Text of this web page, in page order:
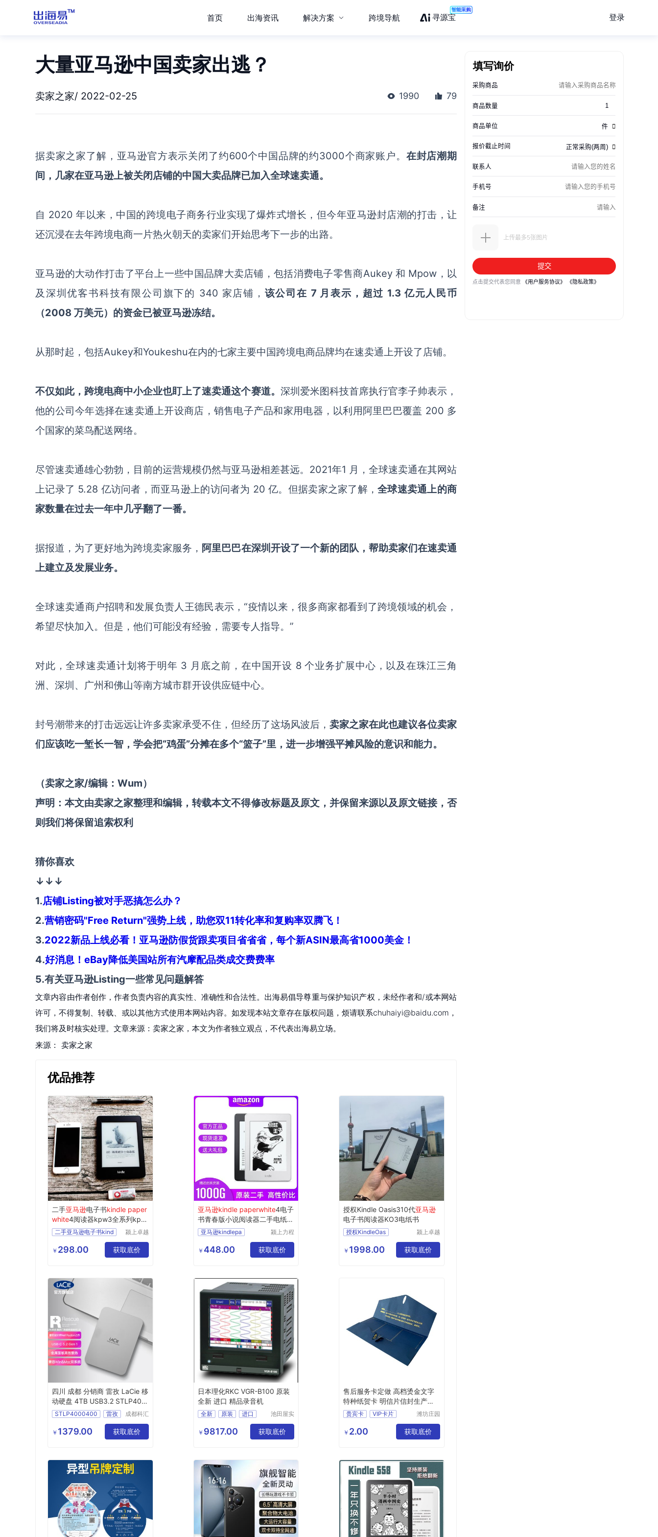
首页 出海资讯 解决方案 跨境导航 寻源宝
智能采购
登录
大量亚马逊中国卖家出逃？
卖家之家/ 2022-02-25 1990 79
据卖家之家了解，亚马逊官方表示关闭了约600个中国品牌的约3000个商家账户。 在封店潮期
间，几家在亚马逊上被关闭店铺的中国大卖品牌已加入全球速卖通。
自 2020 年以来，中国的跨境电子商务行业实现了爆炸式增长，但今年亚马逊封店潮的打击，让
还沉浸在去年跨境电商一片热火朝天的卖家们开始思考下一步的出路。
亚马逊的大动作打击了平台上一些中国品牌大卖店铺，包括消费电子零售商Aukey 和 Mpow，以
及深圳优客书科技有限公司旗下的 340 家店铺， 该公司在 7 月表示，超过 1.3 亿元人民币
（2008 万美元）的资金已被亚马逊冻结。
从那时起，包括Aukey和Youkeshu在内的七家主要中国跨境电商品牌均在速卖通上开设了店铺。
不仅如此，跨境电商中小企业也盯上了速卖通这个赛道。 深圳爱米图科技首席执行官李子帅表示，
他的公司今年选择在速卖通上开设商店，销售电子产品和家用电器，以利用阿里巴巴覆盖 200 多
个国家的菜鸟配送网络。
尽管速卖通雄心勃勃，目前的运营规模仍然与亚马逊相差甚远。2021年1 月，全球速卖通在其网站
上记录了 5.28 亿访问者，而亚马逊上的访问者为 20 亿。但据卖家之家了解，全球速卖通上的商
家数量在过去一年中几乎翻了一番。
据报道，为了更好地为跨境卖家服务， 阿里巴巴在深圳开设了一个新的团队，帮助卖家们在速卖通
上建立及发展业务。
全球速卖通商户招聘和发展负责人王德民表示，“疫情以来，很多商家都看到了跨境领域的机会，
希望尽快加入。但是，他们可能没有经验，需要专人指导。”
对此，全球速卖通计划将于明年 3 月底之前，在中国开设 8 个业务扩展中心，以及在珠江三角
洲、深圳、广州和佛山等南方城市群开设供应链中心。
封号潮带来的打击远远让许多卖家承受不住，但经历了这场风波后， 卖家之家在此也建议各位卖家
们应该吃一堑长一智，学会把“鸡蛋”分摊在多个“篮子”里，进一步增强平摊风险的意识和能力。
（卖家之家/编辑：Wum）
声明：本文由卖家之家整理和编辑，转载本文不得修改标题及原文，并保留来源以及原文链接，否
则我们将保留追索权利
猜你喜欢
↓↓↓
1.店铺Listing被对手恶搞怎么办？
2.营销密码"Free Return"强势上线，助您双11转化率和复购率双腾飞！
3.2022新品上线必看！亚马逊防假货跟卖项目省省省，每个新ASIN最高省1000美金！
4.好消息！eBay降低美国站所有汽摩配品类成交费费率
5.有关亚马逊Listing一些常见问题解答
文章内容由作者创作，作者负责内容的真实性、准确性和合法性。出海易倡导尊重与保护知识产权，未经作者和/或本网站
许可，不得复制、转载、或以其他方式使用本网站内容。如发现本站文章存在版权问题，烦请联系chuhaiyi@baidu.com，
我们将及时核实处理。文章来源：卖家之家，本文为作者独立观点，不代表出海易立场。
来源： 卖家之家
优品推荐
二手亚马逊电子书kindle paper
white4阅读器kpw3全系列kpw
1 kpw2
二手亚马逊电子书kind
颍上卓越
有限公司
￥ 298.00 获取底价
亚马逊kindle paperwhite4电子
书青春版小说阅读器二手电纸书
背光
亚马逊kindlepa
颍上力程
有限公司
￥ 448.00 获取底价
授权Kindle Oasis310代亚马逊
电子书阅读器KO3电纸书
授权KindleOas
颍上卓越
有限公司
￥ 1998.00 获取底价
四川 成都 分销商 雷孜 LaCie 移
动硬盘 4TB USB3.2 STLP400
0400
STLP4000400
雷孜
4TB
成都科汇
公司
￥ 1379.00 获取底价
日本理化RKC VGR-B100 原装
全新 进口 精品录音机
全新 原装
进口
池田屋实
圳）有限
公司
￥ 9817.00 获取底价
售后服务卡定做 高档烫金文字
特种纸贺卡 明信片信封生产厂
家贵宾卡
VIP卡片
免费设计
产品保养卡
潍坊庄园
有限公司
￥ 2.00 获取底价
填写询价